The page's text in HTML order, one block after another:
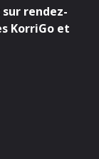
rendez-
KorriGo et